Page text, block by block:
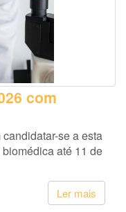
com
se a esta
até 11 de
Ler mais